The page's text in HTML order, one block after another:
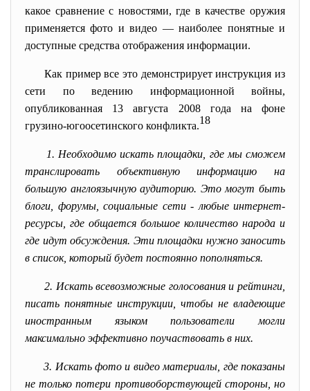
какое сравнение с новостями, где в качестве оружия
применяется фото и видео — наиболее понятные и
доступные средства отображения информации.
Как пример все это демонстрирует инструкция из
сети по ведению информационной войны,
опубликованная 13 августа 2008 года на фоне
грузино-югоосетинского конфликта.18
1. Необходимо искать площадки, где мы сможем
транслировать объективную информацию на
большую англоязычную аудиторию. Это могут быть
блоги, форумы, социальные сети - любые интернет-
ресурсы, где общается большое количество народа и
где идут обсуждения. Эти площадки нужно заносить
в список, который будет постоянно пополняться.
2. Искать всевозможные голосования и рейтинги,
писать понятные инструкции, чтобы не владеющие
иностранным языком пользователи могли
максимально эффективно поучаствовать в них.
3. Искать фото и видео материалы, где показаны
не только потери противоборствующей стороны, но